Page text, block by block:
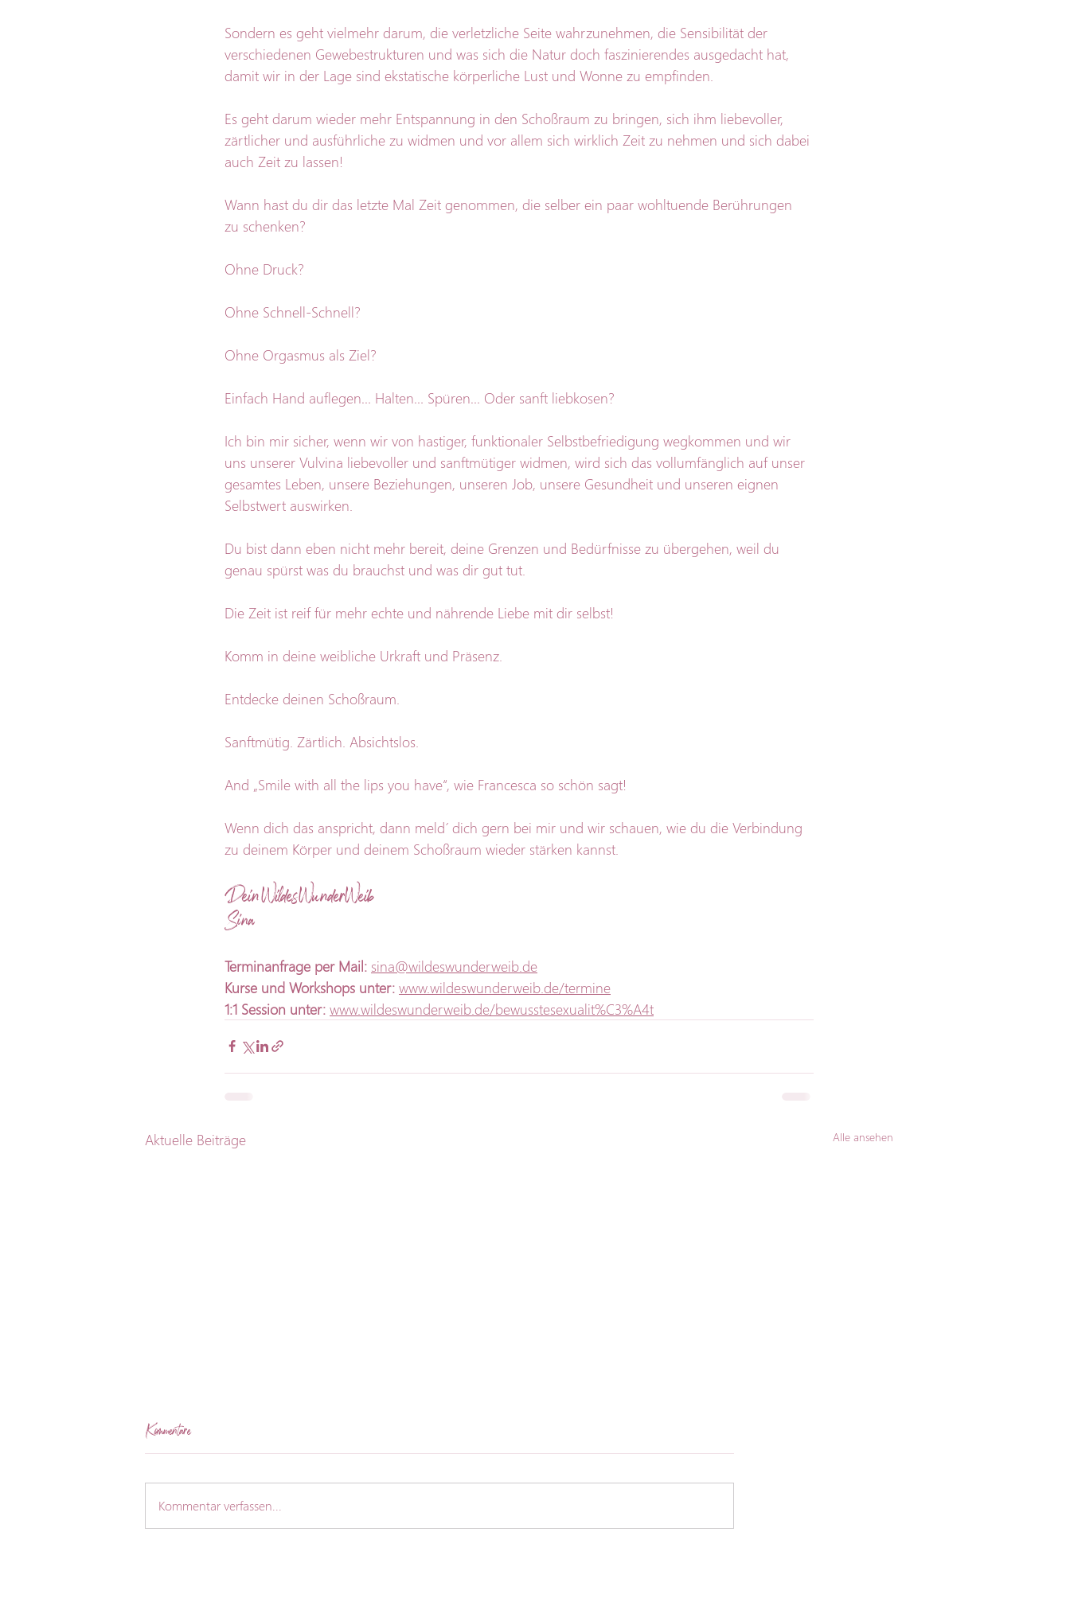
Sondern es geht vielmehr darum, die verletzliche Seite wahrzunehmen, die Sensibilität der
verschiedenen Gewebestrukturen und was sich die Natur doch faszinierendes ausgedacht hat,
damit wir in der Lage sind ekstatische körperliche Lust und Wonne zu empfinden.
Es geht darum wieder mehr Entspannung in den Schoßraum zu bringen, sich ihm liebevoller,
zärtlicher und ausführliche zu widmen und vor allem sich wirklich Zeit zu nehmen und sich dabei
auch Zeit zu lassen!
Wann hast du dir das letzte Mal Zeit genommen, die selber ein paar wohltuende Berührungen
zu schenken?
Ohne Druck?
Ohne Schnell-Schnell?
Ohne Orgasmus als Ziel?
Einfach Hand auflegen… Halten… Spüren… Oder sanft liebkosen?
Ich bin mir sicher, wenn wir von hastiger, funktionaler Selbstbefriedigung wegkommen und wir
uns unserer Vulvina liebevoller und sanftmütiger widmen, wird sich das vollumfänglich auf unser
gesamtes Leben, unsere Beziehungen, unseren Job, unsere Gesundheit und unseren eignen
Selbstwert auswirken.
Du bist dann eben nicht mehr bereit, deine Grenzen und Bedürfnisse zu übergehen, weil du
genau spürst was du brauchst und was dir gut tut.
Die Zeit ist reif für mehr echte und nährende Liebe mit dir selbst!
Komm in deine weibliche Urkraft und Präsenz.
Entdecke deinen Schoßraum.
Sanftmütig. Zärtlich. Absichtslos.
And „Smile with all the lips you have“, wie Francesca so schön sagt!
Wenn dich das anspricht, dann meld´ dich gern bei mir und wir schauen, wie du die Verbindung
zu deinem Körper und deinem Schoßraum wieder stärken kannst.
Dein WildesWunderWeib
Sina
Terminanfrage per Mail: sina@wildeswunderweib.de
Kurse und Workshops unter: www.wildeswunderweib.de/termine
1:1 Session unter: www.wildeswunderweib.de/bewusstesexualit%C3%A4t
Aktuelle Beiträge Alle ansehen
Rückblick FrauenZeit Juni
Kommentare
Kommentar verfassen...